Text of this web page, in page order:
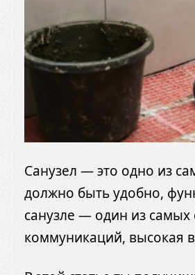
Санузел — это одно из
должно быть удобно,
санузле — один из
коммуникаций, высокая